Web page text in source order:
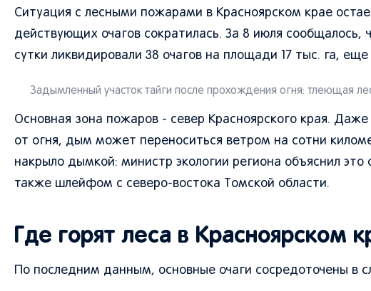
Ситуация с лесными пожарами в Красноярском крае
действующих очагов сократилась. За 8 июля сообщалось,
сутки ликвидировали 38 очагов на площади 17 тыс. га,
Задымленный участок тайги после прохождения огня: тлеющая
Основная зона пожаров - север Красноярского края.
от огня, дым может переноситься ветром на сотни
накрыло дымкой: министр экологии региона объяснил
также шлейфом с северо-востока Томской области.
Где горят леса в Красноярском
По последним данным, основные очаги сосредоточены в